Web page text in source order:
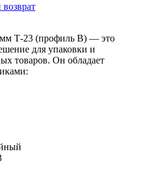
возврат
Т-23 (профиль B) — это
для упаковки и
товаров. Он обладает